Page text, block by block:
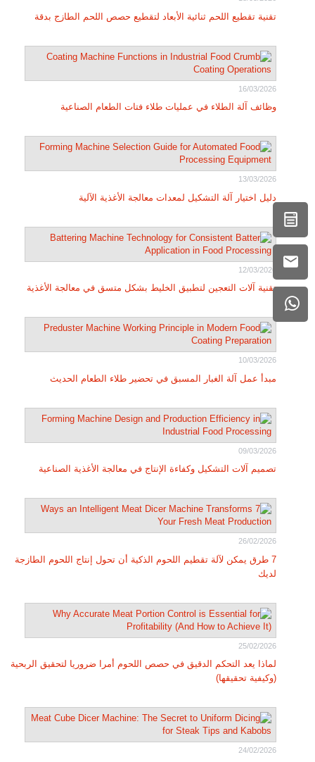
تقنية تقطيع اللحم ثنائية الأبعاد لتقطيع حصص اللحم الطازج بدقة
16/03/2026
وظائف آلة الطلاء في عمليات طلاء فتات الطعام الصناعية
13/03/2026
دليل اختيار آلة التشكيل لمعدات معالجة الأغذية الآلية
12/03/2026
تقنية آلات التعجين لتطبيق الخليط بشكل متسق في معالجة الأغذية
10/03/2026
مبدأ عمل آلة الغبار المسبق في تحضير طلاء الطعام الحديث
09/03/2026
تصميم آلات التشكيل وكفاءة الإنتاج في معالجة الأغذية الصناعية
26/02/2026
7 طرق يمكن لآلة تقطيم اللحوم الذكية أن تحول إنتاج اللحوم الطازجة
لديك
25/02/2026
لماذا يعد التحكم الدقيق في حصص اللحوم أمرا ضروريا لتحقيق الربحية
(وكيفية تحقيقها)
24/02/2026